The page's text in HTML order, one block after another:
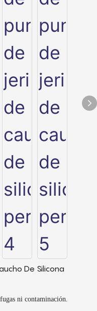
De Silicona
ni contaminación.